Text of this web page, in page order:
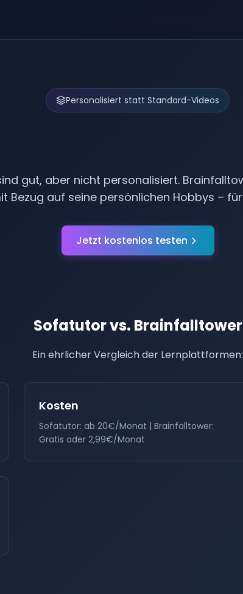
Personalisiert statt Standard-Videos
gut, aber nicht personalisiert.
Bezug auf seine persönlichen Hobbys –
Jetzt kostenlos testen
Sofatutor vs. Brainfalltower
Ein ehrlicher Vergleich der Lernplattformen:
Kosten
Sofatutor: ab 20€/Monat | Brainfalltower:
Gratis oder 2,99€/Monat